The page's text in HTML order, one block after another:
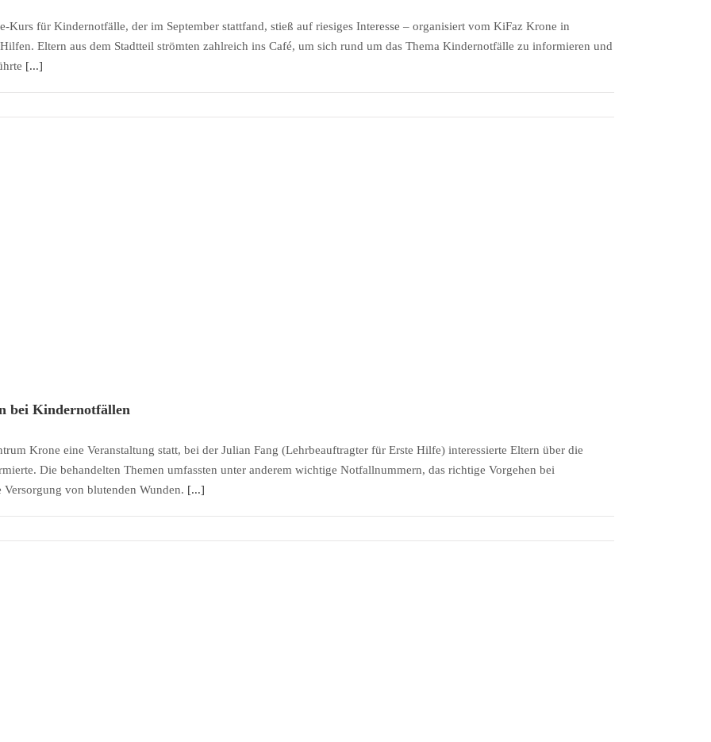
für Kindernotfälle, der im September stattfand, stieß auf riesiges Interesse – organisiert vom KiFaz Krone in
Eltern aus dem Stadtteil strömten zahlreich ins Café, um sich rund um das Thema Kindernotfälle zu informieren und
[...]
bei Kindernotfällen
Krone eine Veranstaltung statt, bei der Julian Fang (Lehrbeauftragter für Erste Hilfe) interessierte Eltern über die
Die behandelten Themen umfassten unter anderem wichtige Notfallnummern, das richtige Vorgehen bei
von blutenden Wunden. [...]